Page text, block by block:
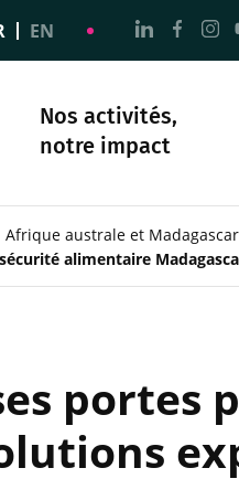
EN Aller à
Nos activités,
notre impact
Science et société
Afrique australe et Madagascar
alimentaire
portes